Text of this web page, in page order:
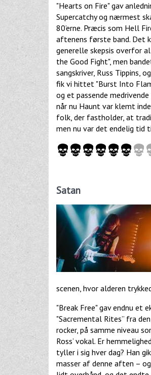
"Hearts on Fire" gav
Supercatchy og nærmest
80’erne. Præcis som Hell
aftenens første band. Det
generelle skepsis overfor
the Good Fight", men
sangskriver, Russ Tippins,
fik vi hittet "Burst Into
og et passende
når nu Haunt var klemt
folk, der fastholder, at
men nu var det endelig tid
Satan
scenen, hvor alderen
"Break Free" gav endnu et
"Sacremental Rites” fra
rocker, på samme niveau
Ross’ vokal. Er
tyller i sig hver dag? Han
masser af denne aften –